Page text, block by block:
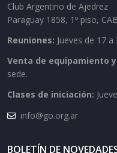
Club Argentino de Ajedrez
Paraguay 1858, 1º piso,
Reuniones: Jueves de 17 a
Venta de equipamiento
sede.
Clases de iniciación:
info@go.org.ar
BOLETÍN DE